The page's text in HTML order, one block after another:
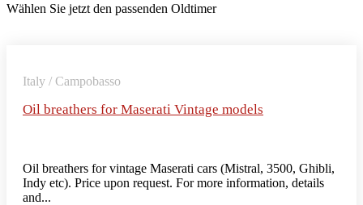
Wählen Sie jetzt den passenden Oldtimer
Italy / Campobasso
Oil breathers for Maserati Vintage models
Oil breathers for vintage Maserati cars (Mistral, 3500, Ghibli,
Indy etc). Price upon request. For more information, details
and...